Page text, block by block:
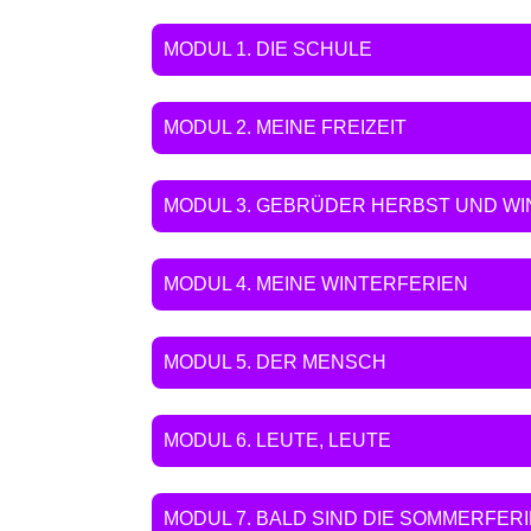
MODUL 1. DIE SCHULE
MODUL 2. MEINE FREIZEIT
MODUL 3. GEBRÜDER HERBST UND
MODUL 4. MEINE WINTERFERIEN
MODUL 5. DER MENSCH
MODUL 6. LEUTE, LEUTE
MODUL 7. BALD SIND DIE